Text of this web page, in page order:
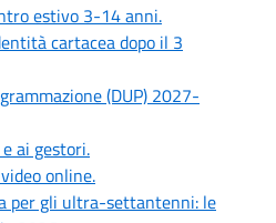
estivo 3-14 anni.
cartacea dopo il 3
(DUP) 2027-
ai gestori.
online.
per gli ultra-settantenni: le